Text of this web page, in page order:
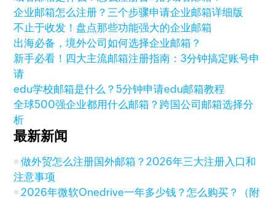
企业邮箱怎么注册？三个步骤申请企业邮箱详细版
不止于收发！盘点那些功能强大的企业邮箱
出海必备，境外公司如何选择企业邮箱？
新手必看！四大主流邮箱注册指南：3分钟搞定账号申
请
edu学校邮箱是什么？5分钟申请edu邮箱教程
全球500强企业都用什么邮箱？跨国公司邮箱选择分
析
最新新闻
做外贸怎么注册国外邮箱？2026年三大注册入口和
注意事项
2026年微软Onedrive一年多少钱？怎么购买？（附